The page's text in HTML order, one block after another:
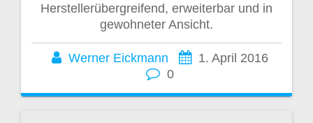
Herstellerübergreifend, erweiterbar und in
gewohneter Ansicht.
Werner Eickmann
1. April 2016
0